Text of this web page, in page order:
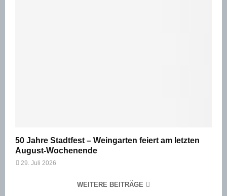
50 Jahre Stadtfest – Weingarten feiert am letzten
August-Wochenende
29. Juli 2026
WEITERE BEITRÄGE